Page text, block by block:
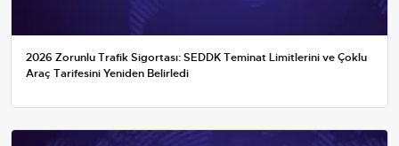
2026 Zorunlu Trafik Sigortası: SEDDK Teminat Limitlerini ve Çoklu
Araç Tarifesini Yeniden Belirledi